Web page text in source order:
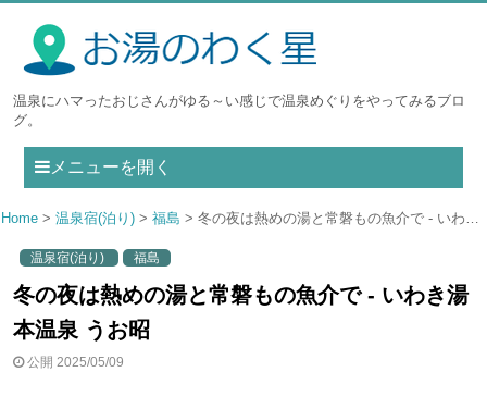
温泉にハマったおじさんがゆる～い感じで温泉めぐりをやってみるブロ
グ。
メニューを開く
Home 温泉宿(泊り) 福島 冬の夜は熱めの湯と常磐もの魚介で - いわき湯本温泉 うお昭
温泉宿(泊り) 福島
冬の夜は熱めの湯と常磐もの魚介で - いわき湯
本温泉 うお昭
公開 2025/05/09